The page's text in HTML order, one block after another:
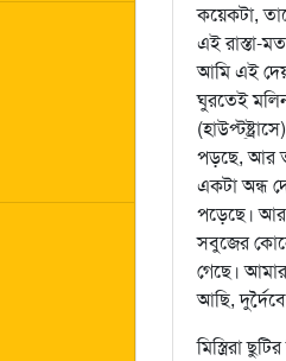
কয়েকটা,
এই রাস্তা-
আমি এই
ঘুরতেই মলিন
পড়ছে, আর
একটা অন্ধ
পড়েছে।
সবুজের
গেছে।
আছি,
মিস্ত্রিরা